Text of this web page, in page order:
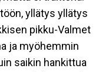
yllätys yllätys
pikku-Valmet
ja myöhemmin
saikin hankittua